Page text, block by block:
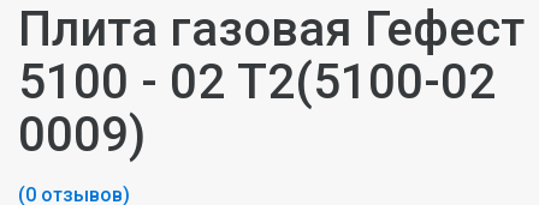
Плита газовая Гефест
5100 - 02 Т2(5100-02
0009)
(0 отзывов)